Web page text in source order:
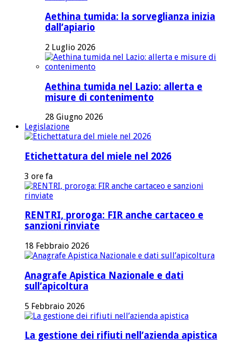
Aethina tumida: la sorveglianza inizia
dall’apiario
2 Luglio 2026
Aethina tumida nel Lazio: allerta e
misure di contenimento
28 Giugno 2026
Legislazione
Etichettatura del miele nel 2026
3 ore fa
RENTRI, proroga: FIR anche cartaceo e
sanzioni rinviate
18 Febbraio 2026
Anagrafe Apistica Nazionale e dati
sull’apicoltura
5 Febbraio 2026
La gestione dei rifiuti nell’azienda apistica